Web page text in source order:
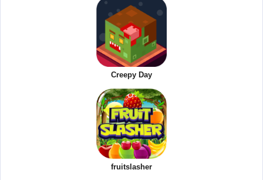
Creepy Day
fruitslasher